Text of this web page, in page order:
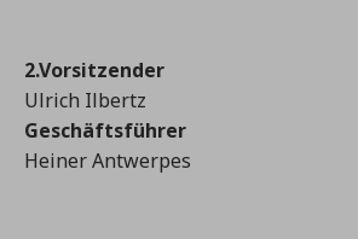
2.Vorsitzender
Ulrich Ilbertz
Geschäftsführer
Heiner Antwerpes